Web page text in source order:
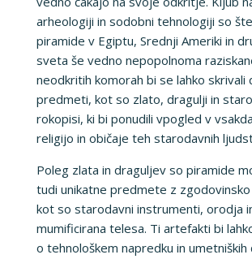
arheologiji in sodobni tehnologiji so
piramide v Egiptu, Srednji Ameriki in
sveta še vedno nepopolnoma
neodkritih komorah bi se lahko skrivali
predmeti, kot so zlato, dragulji in
rokopisi, ki bi ponudili vpogled v
religijo in običaje teh starodavnih
Poleg zlata in draguljev so piramide
tudi unikatne predmete z
kot so starodavni instrumenti, orodja
mumificirana telesa. Ti artefakti bi
o tehnološkem napredku in umetniških